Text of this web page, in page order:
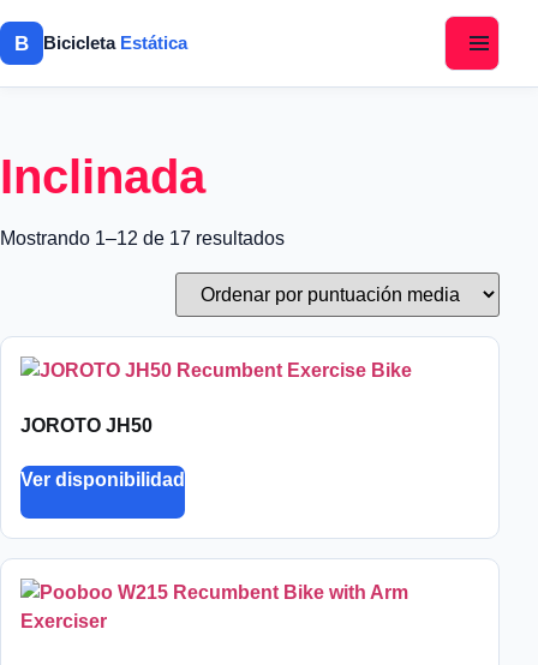
B Bicicleta Estática
Inclinada
Mostrando 1–12 de 17 resultados
JOROTO JH50
Ver disponibilidad